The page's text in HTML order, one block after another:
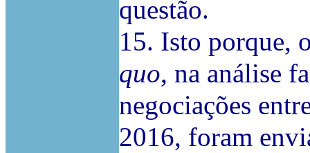
questão.
15. Isto porque,
quo, na análise
negociações
2016, foram